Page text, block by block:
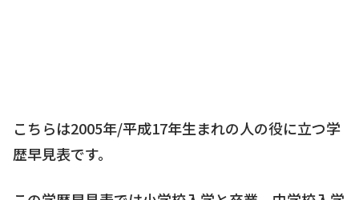
こちらは2005年/平成17年生まれの人の役に立つ学
歴早見表です。